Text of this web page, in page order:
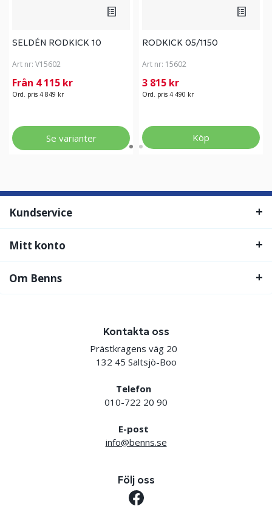
SELDÉN RODKICK 10
Art nr: V15602
Från 4 115 kr
Ord. pris 4 849 kr
Se varianter
RODKICK 05/1150
Art nr: 15602
3 815 kr
Ord. pris 4 490 kr
Köp
Kundservice
Mitt konto
Om Benns
Kontakta oss
Prästkragens väg 20
132 45 Saltsjö-Boo
Telefon
010-722 20 90
E-post
info@benns.se
Följ oss